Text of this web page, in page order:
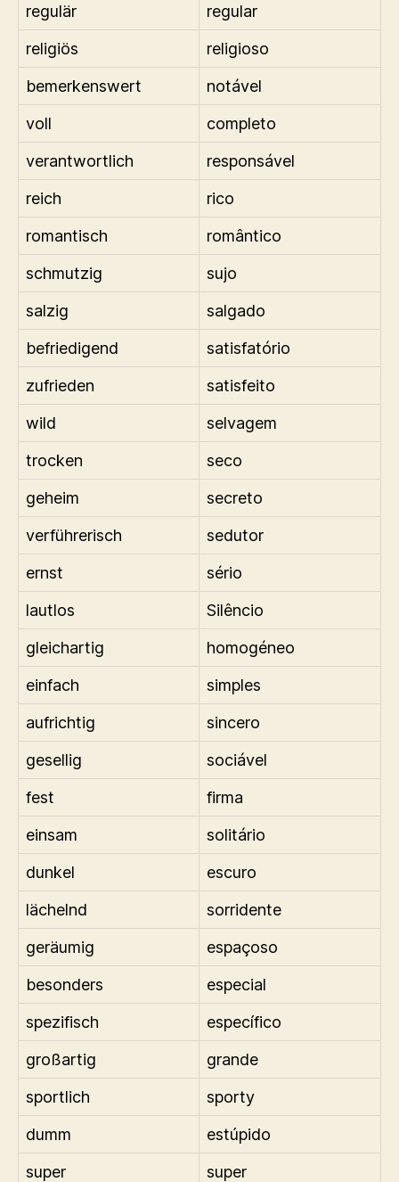
regulär
regular
religiös
religioso
bemerkenswert
notável
voll
completo
verantwortlich
responsável
reich
rico
romantisch
romântico
schmutzig
sujo
salzig
salgado
befriedigend
satisfatório
zufrieden
satisfeito
wild
selvagem
trocken
seco
geheim
secreto
verführerisch
sedutor
ernst
sério
lautlos
Silêncio
gleichartig
homogéneo
einfach
simples
aufrichtig
sincero
gesellig
sociável
fest
firma
einsam
solitário
dunkel
escuro
lächelnd
sorridente
geräumig
espaçoso
besonders
especial
spezifisch
específico
großartig
grande
sportlich
sporty
dumm
estúpido
super
super